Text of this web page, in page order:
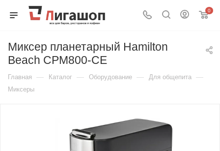
0
Миксер планетарный Hamilton
Beach CPM800-CE
Главная — Каталог — Оборудование — Для общепита —
Миксеры